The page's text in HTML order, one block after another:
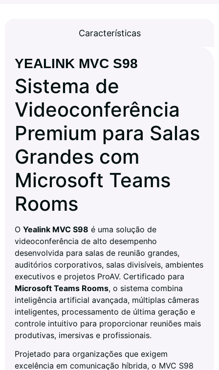
Características
YEALINK MVC S98
Sistema de
Videoconferência
Premium para Salas
Grandes com
Microsoft Teams
Rooms
O Yealink MVC S98 é uma solução de
videoconferência de alto desempenho
desenvolvida para salas de reunião grandes,
auditórios corporativos, salas divisíveis, ambientes
executivos e projetos ProAV. Certificado para
Microsoft Teams Rooms, o sistema combina
inteligência artificial avançada, múltiplas câmeras
inteligentes, processamento de última geração e
controle intuitivo para proporcionar reuniões mais
produtivas, imersivas e profissionais.
Projetado para organizações que exigem
excelência em comunicação híbrida, o MVC S98